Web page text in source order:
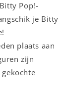
Pop!-
je Bitty
plaats aan
zijn